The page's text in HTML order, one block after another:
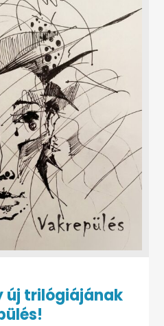
új trilógiájának